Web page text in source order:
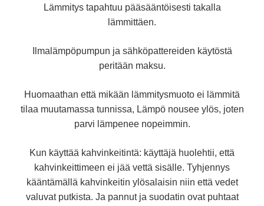
Lämmitys tapahtuu pääsääntöisesti takalla
lämmittäen.
Ilmalämpöpumpun ja sähköpattereiden käytöstä
peritään maksu.
Huomaathan että mikään lämmitysmuoto ei lämmitä
tilaa muutamassa tunnissa, Lämpö nousee ylös, joten
parvi lämpenee nopeimmin.
Kun käyttää kahvinkeitintä: käyttäjä huolehtii, että
kahvinkeittimeen ei jää vettä sisälle. Tyhjennys
kääntämällä kahvinkeitin ylösalaisin niin että vedet
valuvat putkista. Ja pannut ja suodatin ovat puhtaat